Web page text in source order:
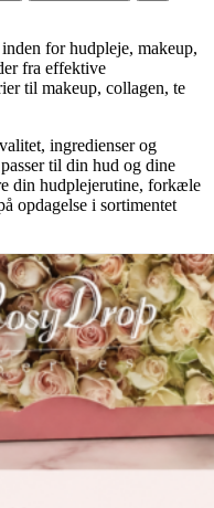
for hudpleje, makeup,
fra effektive
til makeup, collagen, te
ingredienser og
til din hud og dine
din hudplejerutine, forkæle
opdagelse i sortimentet